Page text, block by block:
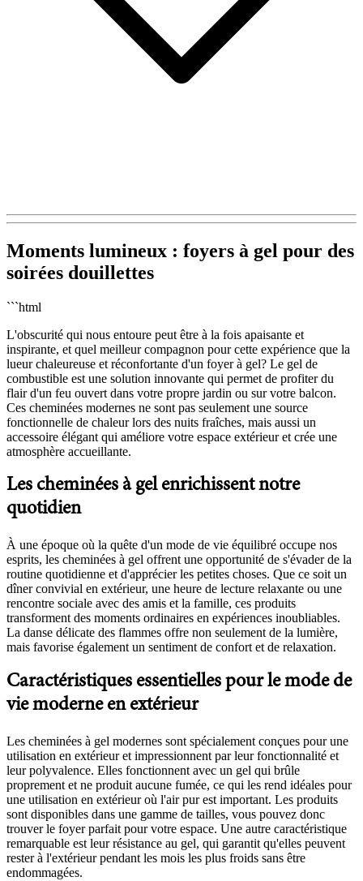
Moments lumineux : foyers à gel pour des
soirées douillettes
```html
L'obscurité qui nous entoure peut être à la fois apaisante et
inspirante, et quel meilleur compagnon pour cette expérience que la
lueur chaleureuse et réconfortante d'un foyer à gel? Le gel de
combustible est une solution innovante qui permet de profiter du
flair d'un feu ouvert dans votre propre jardin ou sur votre balcon.
Ces cheminées modernes ne sont pas seulement une source
fonctionnelle de chaleur lors des nuits fraîches, mais aussi un
accessoire élégant qui améliore votre espace extérieur et crée une
atmosphère accueillante.
Les cheminées à gel enrichissent notre
quotidien
À une époque où la quête d'un mode de vie équilibré occupe nos
esprits, les cheminées à gel offrent une opportunité de s'évader de la
routine quotidienne et d'apprécier les petites choses. Que ce soit un
dîner convivial en extérieur, une heure de lecture relaxante ou une
rencontre sociale avec des amis et la famille, ces produits
transforment des moments ordinaires en expériences inoubliables.
La danse délicate des flammes offre non seulement de la lumière,
mais favorise également un sentiment de confort et de relaxation.
Caractéristiques essentielles pour le mode de
vie moderne en extérieur
Les cheminées à gel modernes sont spécialement conçues pour une
utilisation en extérieur et impressionnent par leur fonctionnalité et
leur polyvalence. Elles fonctionnent avec un gel qui brûle
proprement et ne produit aucune fumée, ce qui les rend idéales pour
une utilisation en extérieur où l'air pur est important. Les produits
sont disponibles dans une gamme de tailles, vous pouvez donc
trouver le foyer parfait pour votre espace. Une autre caractéristique
remarquable est leur résistance au gel, qui garantit qu'elles peuvent
rester à l'extérieur pendant les mois les plus froids sans être
endommagées.